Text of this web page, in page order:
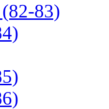
83)